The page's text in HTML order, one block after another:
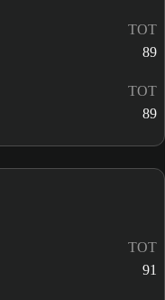
TOT
89
TOT
89
TOT
91